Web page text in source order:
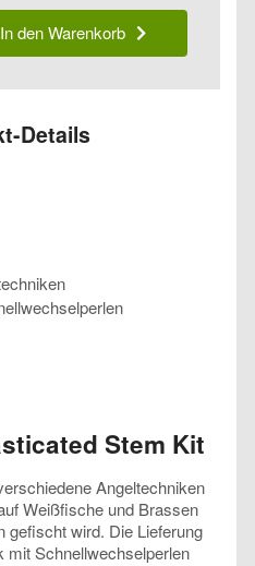
Stem Kit
Angeltechniken
Weißfische und Brassen
gefischt wird. Die Lieferung
mit Schnellwechselperlen
In den Warenkorb
Details